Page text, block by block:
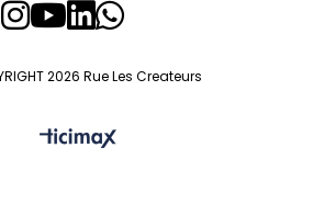
2026 Rue Les Createurs